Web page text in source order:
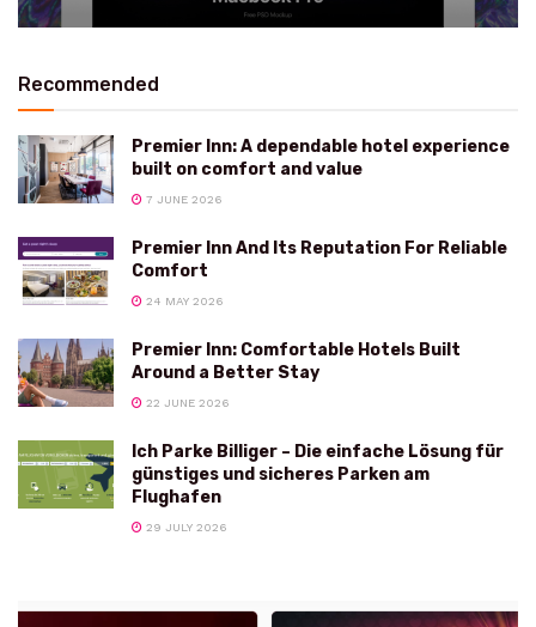
Recommended
Premier Inn: A dependable hotel experience
built on comfort and value
7 JUNE 2026
Premier Inn And Its Reputation For Reliable
Comfort
24 MAY 2026
Premier Inn: Comfortable Hotels Built
Around a Better Stay
22 JUNE 2026
Ich Parke Billiger – Die einfache Lösung für
günstiges und sicheres Parken am
Flughafen
29 JULY 2026